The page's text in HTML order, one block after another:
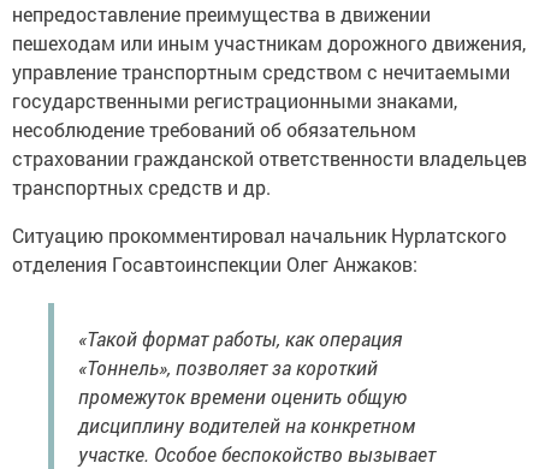
непредоставление преимущества в движении
пешеходам или иным участникам дорожного движения,
управление транспортным средством с нечитаемыми
государственными регистрационными знаками,
несоблюдение требований об обязательном
страховании гражданской ответственности владельцев
транспортных средств и др.
Ситуацию прокомментировал начальник Нурлатского
отделения Госавтоинспекции Олег Анжаков:
«Такой формат работы, как операция
«Тоннель», позволяет за короткий
промежуток времени оценить общую
дисциплину водителей на конкретном
участке. Особое беспокойство вызывает